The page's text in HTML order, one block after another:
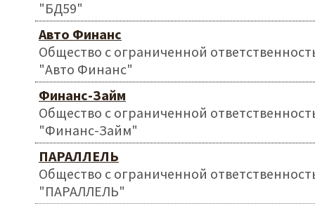
"БД59"
Авто Финанс
Общество с ограниченной
"Авто Финанс"
Финанс-Займ
Общество с ограниченной
"Финанс-Займ"
ПАРАЛЛЕЛЬ
Общество с ограниченной
"ПАРАЛЛЕЛЬ"